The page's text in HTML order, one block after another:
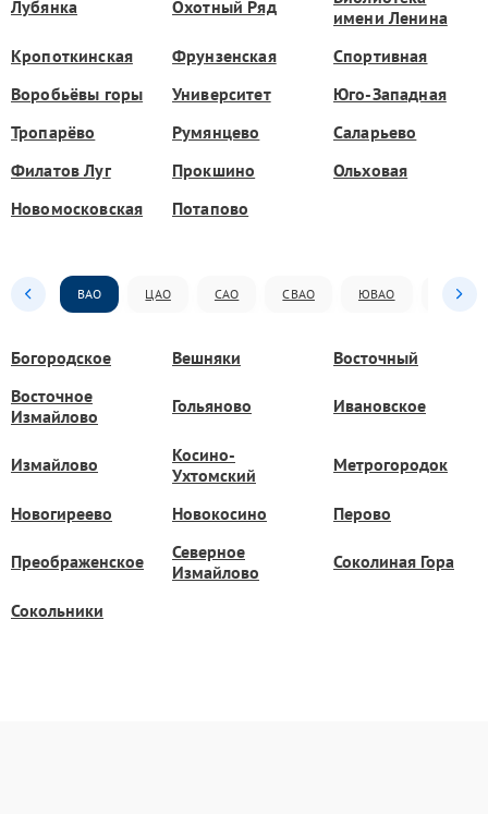
Лубянка Охотный Ряд
имени Ленина
Кропоткинская
Фрунзенская
Спортивная
Воробьёвы горы
Университет
Юго-Западная
Тропарёво
Румянцево
Саларьево
Филатов Луг
Прокшино
Ольховая
Новомосковская
Потапово
ВАО ЦАО САО СВАО ЮВАО ЮАО
Богородское Вешняки
Восточный
Восточное
Измайлово
Гольяново Ивановское
Измайлово
Косино-
Ухтомский
Метрогородок
Новогиреево Новокосино Перово
Преображенское
Северное
Измайлово
Соколиная Гора
Сокольники